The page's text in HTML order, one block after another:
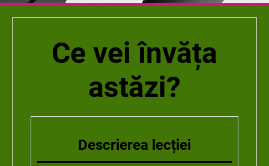
Ce vei învăța
astăzi?
Descrierea lecției